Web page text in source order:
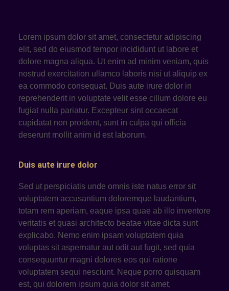
Lorem ipsum dolor sit amet, consectetur adipiscing
elit, sed do eiusmod tempor incididunt ut labore et
dolore magna aliqua. Ut enim ad minim veniam, quis
nostrud exercitation ullamco laboris nisi ut aliquip ex
ea commodo consequat. Duis aute irure dolor in
reprehenderit in voluptate velit esse cillum dolore eu
fugiat nulla pariatur. Excepteur sint occaecat
cupidatat non proident, sunt in culpa qui officia
deserunt mollit anim id est laborum.
Duis aute irure dolor
Sed ut perspiciatis unde omnis iste natus error sit
voluptatem accusantium doloremque laudantium,
totam rem aperiam, eaque ipsa quae ab illo inventore
veritatis et quasi architecto beatae vitae dicta sunt
explicabo. Nemo enim ipsam voluptatem quia
voluptas sit aspernatur aut odit aut fugit, sed quia
consequuntur magni dolores eos qui ratione
voluptatem sequi nesciunt. Neque porro quisquam
est, qui dolorem ipsum quia dolor sit amet,